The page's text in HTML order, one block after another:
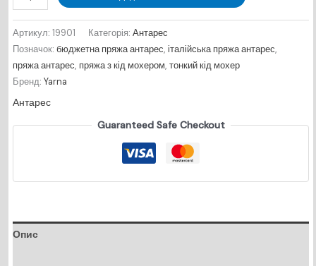
№
мокрий
кількість
Артикул: 19901 Категорія: Антарес
Позначок: бюджетна пряжа антарес, італійська пряжа антарес,
пряжа антарес, пряжа з кід мохером, тонкий кід мохер
Бренд: Yarna
Антарес
Guaranteed Safe Checkout
Опис